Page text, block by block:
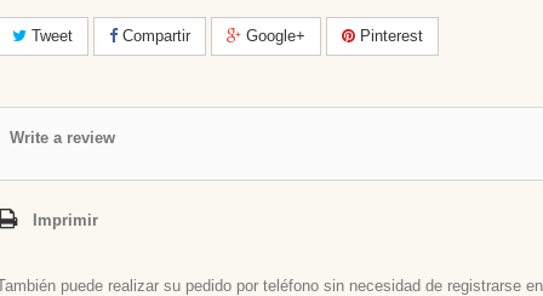
Tweet Compartir Google+ Pinterest
Write a review
Imprimir
puede realizar su pedido por teléfono sin necesidad de registrarse en